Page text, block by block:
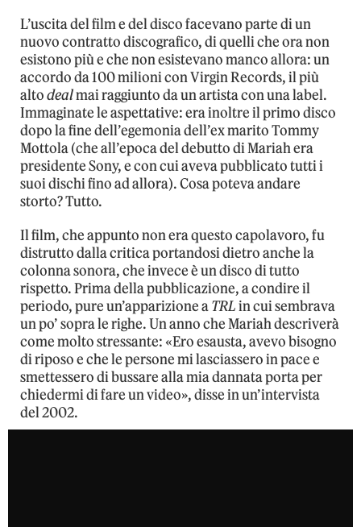
L’uscita del film e del disco facevano parte di un
nuovo contratto discografico, di quelli che ora non
esistono più e che non esistevano manco allora: un
accordo da 100 milioni con Virgin Records, il più
altodealmai raggiunto da un artista con una label.
Immaginate le aspettative: era inoltre il primo disco
dopo la fine dell’egemonia dell’ex marito Tommy
Mottola (che all’epoca del debutto di Mariah era
presidente Sony, e con cui aveva pubblicato tutti i
suoi dischi fino ad allora). Cosa poteva andare
storto? Tutto.
Il film, che appunto non era questo capolavoro, fu
distrutto dalla critica portandosi dietro anche la
colonna sonora, che invece è un disco di tutto
rispetto. Prima della pubblicazione, a condire il
periodo, pure un’apparizione aTRLin cui sembrava
un po’ sopra le righe. Un anno che Mariah descriverà
come molto stressante: «Ero esausta, avevo bisogno
di riposo e che le persone mi lasciassero in pace e
smettessero di bussare alla mia dannata porta per
chiedermi di fare un video», disse in un’intervista
del 2002.